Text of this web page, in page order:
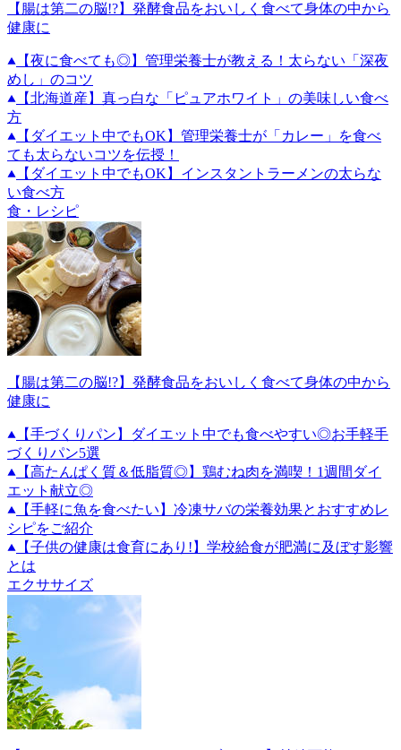
【腸は第二の脳!?】発酵食品をおいしく食べて身体の中から
健康に
【夜に食べても◎】管理栄養士が教える！太らない「深夜
めし」のコツ
【北海道産】真っ白な「ピュアホワイト」の美味しい食べ
方
【ダイエット中でもOK】管理栄養士が「カレー」を食べ
ても太らないコツを伝授！
【ダイエット中でもOK】インスタントラーメンの太らな
い食べ方
食・レシピ
【腸は第二の脳!?】発酵食品をおいしく食べて身体の中から
健康に
【手づくりパン】ダイエット中でも食べやすい◎お手軽手
づくりパン5選
【高たんぱく質＆低脂質◎】鶏むね肉を満喫！1週間ダイ
エット献立◎
【手軽に魚を食べたい】冷凍サバの栄養効果とおすすめレ
シピをご紹介
【子供の健康は食育にあり!】学校給食が肥満に及ぼす影響
とは
エクササイズ